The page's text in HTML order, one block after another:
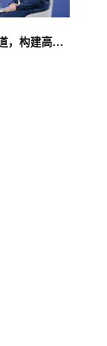
对话赛力斯康波：以ESG之道，构建高端智能汽车品牌全球竞争力